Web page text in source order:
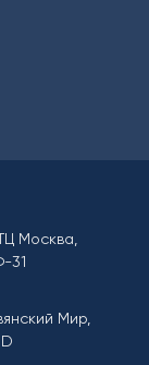
Москва,
31
Мир,